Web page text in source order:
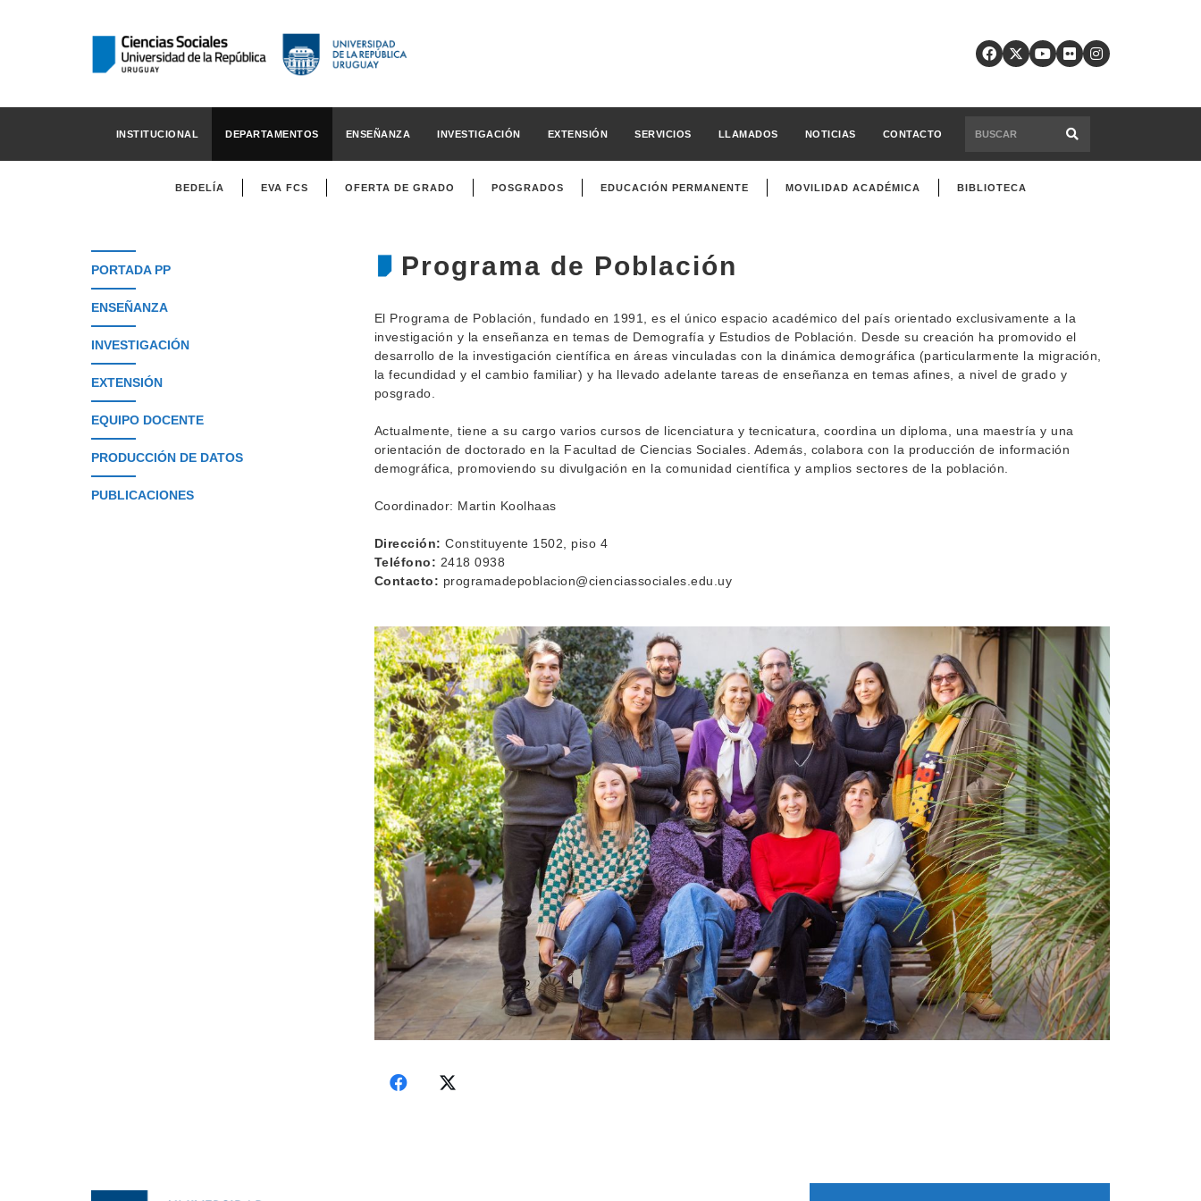
INSTITUCIONAL DEPARTAMENTOS ENSEÑANZA INVESTIGACIÓN EXTENSIÓN SERVICIOS LLAMADOS NOTICIAS CONTACTO
BEDELÍA EVA FCS OFERTA DE GRADO POSGRADOS EDUCACIÓN PERMANENTE MOVILIDAD ACADÉMICA BIBLIOTECA
PORTADA PP
ENSEÑANZA
INVESTIGACIÓN
EXTENSIÓN
EQUIPO DOCENTE
PRODUCCIÓN DE DATOS
PUBLICACIONES
Programa de Población
El Programa de Población, fundado en 1991, es el único espacio académico del país orientado exclusivamente a la
investigación y la enseñanza en temas de Demografía y Estudios de Población. Desde su creación ha promovido el
desarrollo de la investigación científica en áreas vinculadas con la dinámica demográfica (particularmente la migración,
la fecundidad y el cambio familiar) y ha llevado adelante tareas de enseñanza en temas afines, a nivel de grado y
posgrado.
Actualmente, tiene a su cargo varios cursos de licenciatura y tecnicatura, coordina un diploma, una maestría y una
orientación de doctorado en la Facultad de Ciencias Sociales. Además, colabora con la producción de información
demográfica, promoviendo su divulgación en la comunidad científica y amplios sectores de la población.
Coordinador: Martin Koolhaas
Dirección: Constituyente 1502, piso 4
Teléfono: 2418 0938
Contacto: programadepoblacion@cienciassociales.edu.uy